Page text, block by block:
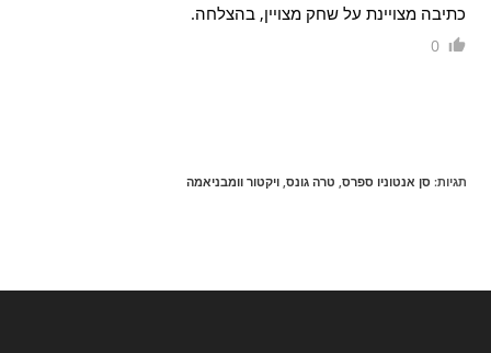
כתיבה מצויינת על שחק מצויין, בהצלחה.
0
תגיות: סן אנטוניו ספרס טרה גונס ויקטור וומבניאמה